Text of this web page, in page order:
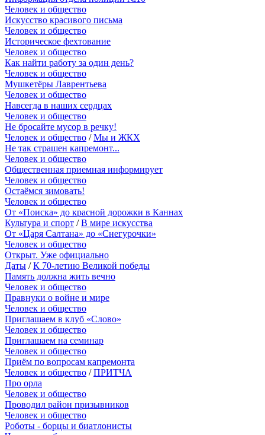
Человек и общество
Искусство красивого письма
Человек и общество
Историческое фехтование
Человек и общество
Как найти работу за один день?
Человек и общество
Мушкетёры Лаврентьева
Человек и общество
Навсегда в наших сердцах
Человек и общество
Не бросайте мусор в речку!
Человек и общество /Мы и ЖКХ
Не так страшен капремонт...
Человек и общество
Общественная приемная информирует
Человек и общество
Остаёмся зимовать!
Человек и общество
От «Поиска» до красной дорожки в Каннах
Культура и спорт /В мире искусства
От «Царя Салтана» до «Снегурочки»
Человек и общество
Открыт. Уже официально
Даты /К 70-летию Великой победы
Память должна жить вечно
Человек и общество
Правнуки о войне и мире
Человек и общество
Приглашаем в клуб «Слово»
Человек и общество
Приглашаем на семинар
Человек и общество
Приём по вопросам капремонта
Человек и общество /ПРИТЧА
Про орла
Человек и общество
Проводил район призывников
Человек и общество
Роботы - борцы и биатлонисты